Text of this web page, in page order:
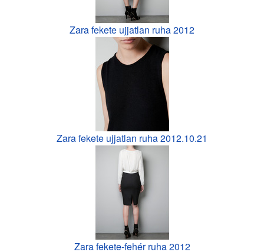
Zara fekete ujjatlan ruha 2012
Zara fekete ujjatlan ruha 2012.10.21
Zara fekete-fehér ruha 2012